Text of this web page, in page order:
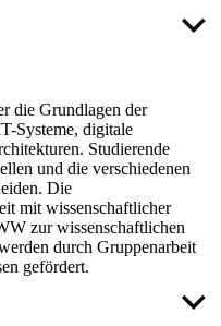
die Grundlagen der
Systeme, digitale
Studierende
und die verschiedenen
Die
mit wissenschaftlicher
zur wissenschaftlichen
durch Gruppenarbeit
gefördert.